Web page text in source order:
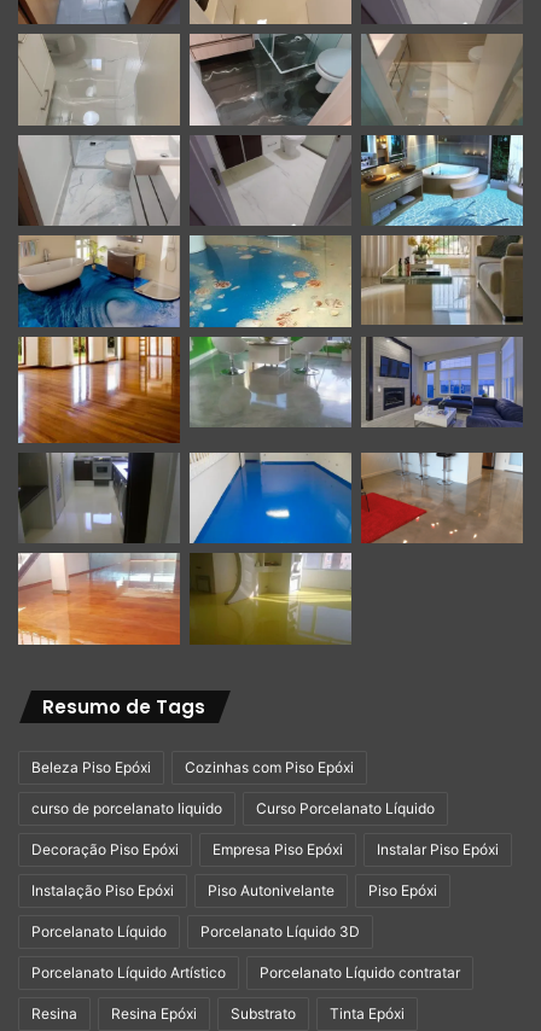
Resumo de Tags
Beleza Piso Epóxi Cozinhas com Piso Epóxi
curso de porcelanato liquido Curso Porcelanato Líquido
Decoração Piso Epóxi Empresa Piso Epóxi Instalar Piso Epóxi
Instalação Piso Epóxi Piso Autonivelante Piso Epóxi
Porcelanato Líquido Porcelanato Líquido 3D
Porcelanato Líquido Artístico Porcelanato Líquido contratar
Resina Resina Epóxi Substrato Tinta Epóxi